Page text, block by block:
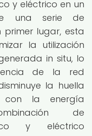
y eléctrico en un
una serie de
primer lugar, esta
la utilización
in situ, lo
de la red
la huella
con la energía
de
y eléctrico